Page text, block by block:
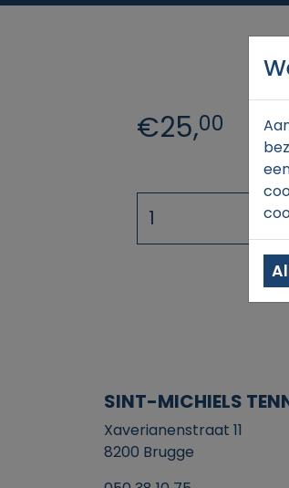
€25,00
SINT-MICHIELS
Xaverianenstraat 11
8200 Brugge